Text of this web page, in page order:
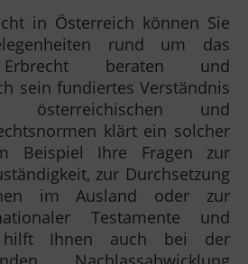
in Österreich können Sie
rund um das
Erbrecht beraten und
sein fundiertes Verständnis
österreichischen und
klärt ein solcher
Beispiel Ihre Fragen zur
zur Durchsetzung
im Ausland oder zur
Testamente und
hilft Ihnen auch bei der